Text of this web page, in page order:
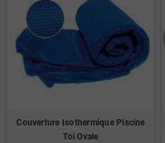
Couverture Isothermique Piscine
Toi Ovale